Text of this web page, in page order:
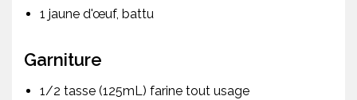
1 jaune d'œuf, battu
Garniture
1/2 tasse (125mL) farine tout usage